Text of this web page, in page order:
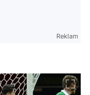
Reklam